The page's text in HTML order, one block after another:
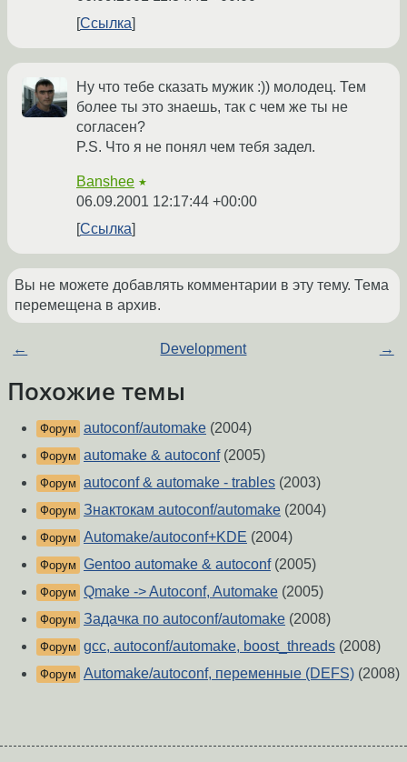
Ссылка
Ну что тебе сказать мужик :)) молодец. Тем
более ты это знаешь, так с чем же ты не
согласен?
P.S. Что я не понял чем тебя задел.
Banshee ★
06.09.2001 12:17:44 +00:00
Ссылка
Вы не можете добавлять комментарии в эту тему. Тема
перемещена в архив.
← Development →
Похожие темы
Форум autoconf/automake (2004)
Форум automake & autoconf(2005)
Форум autoconf & automake - trables (2003)
Форум Знактокам autoconf/automake (2004)
Форум Automake/autoconf+KDE (2004)
Форум Gentoo automake & autoconf(2005)
Форум Qmake -> Autoconf, Automake (2005)
Форум Задачка по autoconf/automake (2008)
Форум gcc, autoconf/automake, boost_threads (2008)
Форум Automake/autoconf, переменные (DEFS) (2008)